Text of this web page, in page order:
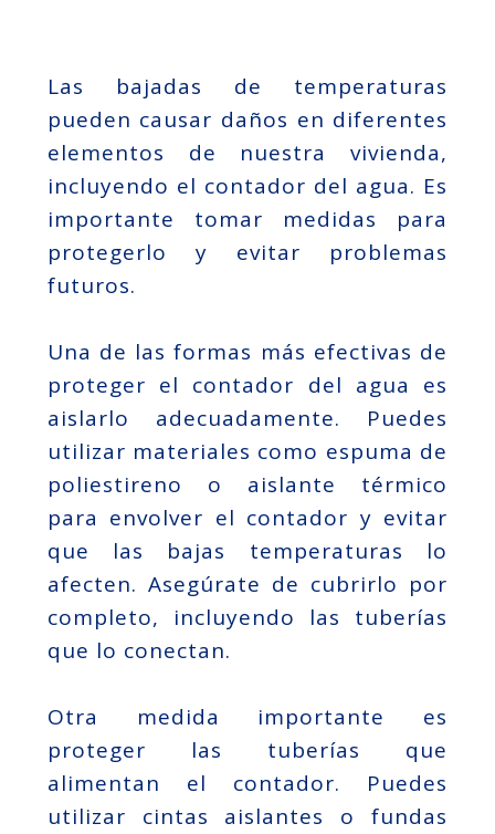
Las bajadas de temperaturas
pueden causar daños en diferentes
elementos de nuestra vivienda,
incluyendo el contador del agua. Es
importante tomar medidas para
protegerlo y evitar problemas
futuros.
Una de las formas más efectivas de
proteger el contador del agua es
aislarlo adecuadamente. Puedes
utilizar materiales como espuma de
poliestireno o aislante térmico
para envolver el contador y evitar
que las bajas temperaturas lo
afecten. Asegúrate de cubrirlo por
completo, incluyendo las tuberías
que lo conectan.
Otra medida importante es
proteger las tuberías que
alimentan el contador. Puedes
utilizar cintas aislantes o fundas